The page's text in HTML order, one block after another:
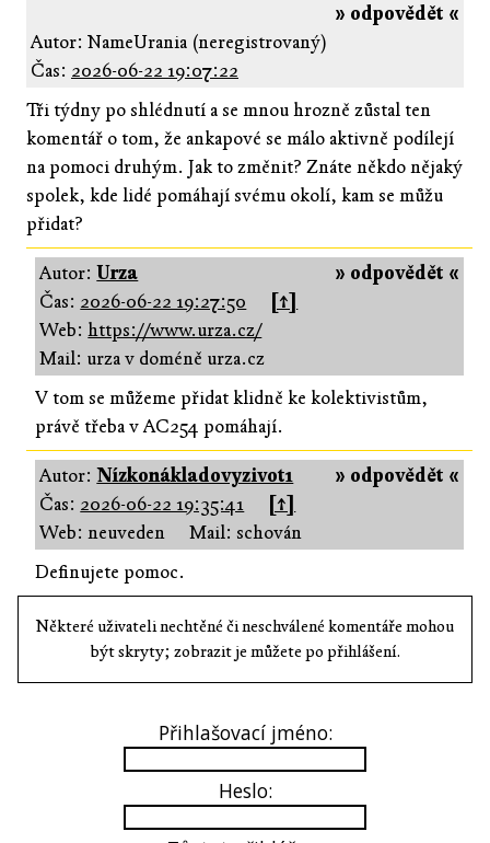
» odpovědět «
Autor: NameUrania (neregistrovaný)
Čas: 2026-06-22 19:07:22
Tři týdny po shlédnutí a se mnou hrozně zůstal ten
komentář o tom, že ankapové se málo aktivně podílejí
na pomoci druhým. Jak to změnit? Znáte někdo nějaký
spolek, kde lidé pomáhají svému okolí, kam se můžu
přidat?
» odpovědět «
Autor:Urza
Čas: 2026-06-22 19:27:50
[↑]
Web:https://www.urza.cz/
Mail: urza v doméně urza.cz
V tom se můžeme přidat klidně ke kolektivistům,
právě třeba v AC254 pomáhají.
» odpovědět «
Autor:Nízkonákladovyzivot1
Čas: 2026-06-22 19:35:41
[↑]
Web: neuveden
Mail: schován
Definujete pomoc.
Některé uživateli nechtěné či neschválené komentáře mohou
být skryty; zobrazit je můžete po přihlášení.
Přihlašovací jméno:
Heslo: